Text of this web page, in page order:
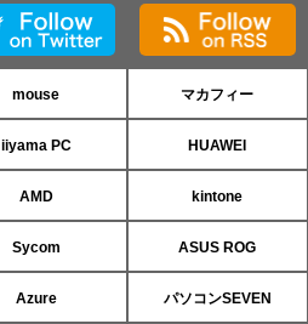
mouse マカフィー
iiyama PC HUAWEI
AMD kintone
Sycom ASUS ROG
Azure パソコンSEVEN